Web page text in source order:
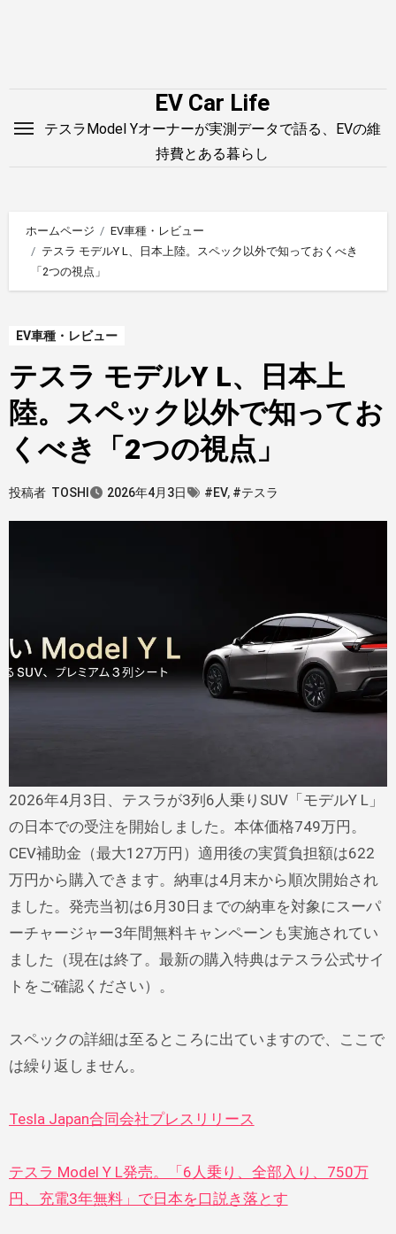
EV Car Life
テスラModel Yオーナーが実測データで語る、EVの維
持費とある暮らし
ホームページ
EV車種・レビュー
テスラ モデルY L、日本上陸。スペック以外で知っておくべき
「2つの視点」
EV車種・レビュー
テスラ モデルY L、日本上
陸。スペック以外で知ってお
くべき「2つの視点」
投稿者 TOSHI 2026年4月3日 #EV, #テスラ
2026年4月3日、テスラが3列6人乗りSUV「モデルY L」
の日本での受注を開始しました。本体価格749万円。
CEV補助金（最大127万円）適用後の実質負担額は622
万円から購入できます。納車は4月末から順次開始され
ました。発売当初は6月30日までの納車を対象にスーパ
ーチャージャー3年間無料キャンペーンも実施されてい
ました（現在は終了。最新の購入特典はテスラ公式サイ
トをご確認ください）。
スペックの詳細は至るところに出ていますので、ここで
は繰り返しません。
Tesla Japan合同会社プレスリリース
テスラ Model Y L発売。「6人乗り、全部入り、750万
円、充電3年無料」で日本を口説き落とす